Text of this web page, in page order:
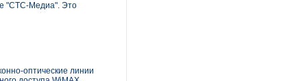
"СТС-Медиа". Это
оптические линии